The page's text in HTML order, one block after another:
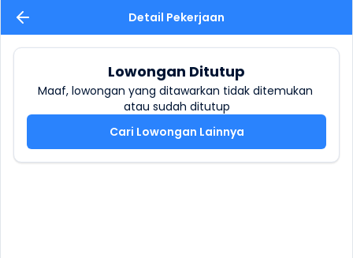
Detail Pekerjaan
Lowongan Ditutup
Maaf, lowongan yang ditawarkan tidak ditemukan
atau sudah ditutup
Cari Lowongan Lainnya